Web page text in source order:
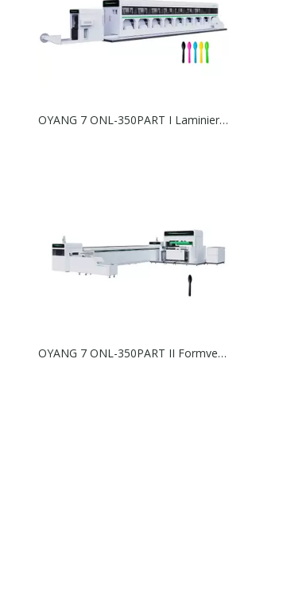
OYANG 7 ONL-350PART I Laminier-Stanzeinheit
OYANG 7 ONL-350PART II Formversiegelungseinheit